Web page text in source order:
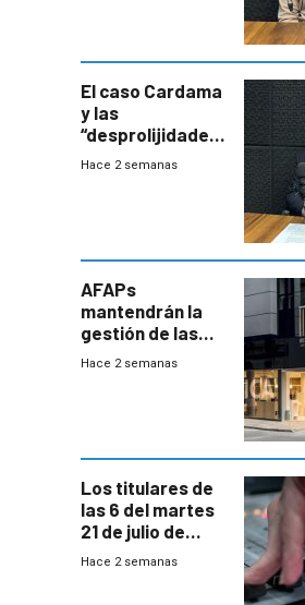
innovadora
El caso Cardama
y las
“desprolijidades”
que la
Hace 2 semanas
AFAPs
mantendrán la
gestión de las
cuentas
Hace 2 semanas
Los titulares de
las 6 del martes
21 de julio de
2026
Hace 2 semanas